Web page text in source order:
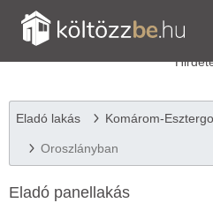
Eladó lakás Komárom-
Oroszlányban
Eladó panellakás